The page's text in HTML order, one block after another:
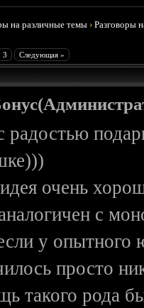
на различные темы ›Разговоры
3 Следующая »
радостью
очень
с
у опытного
просто
такого рода